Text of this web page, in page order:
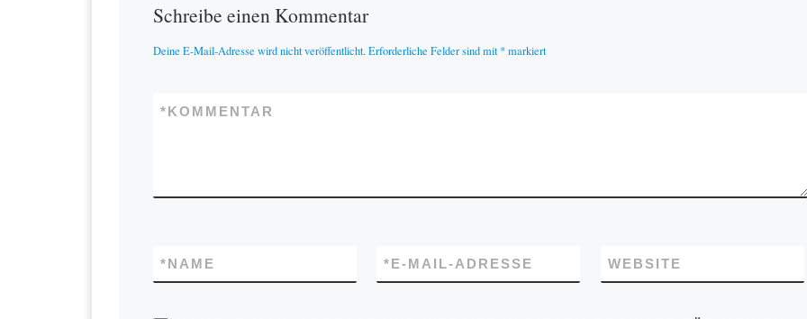
Schreibe einen Kommentar
Deine E-Mail-Adresse wird nicht veröffentlicht. Erforderliche Felder sind mit*markiert
KOMMENTAR
*
NAME
* E-MAIL-ADRESSE
* WEBSITE